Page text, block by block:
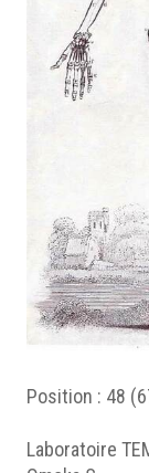
Position : 48 (
Laboratoire